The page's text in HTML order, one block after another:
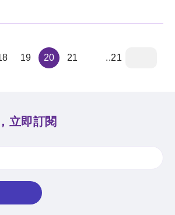
19 20 21 ..21
立即訂閱